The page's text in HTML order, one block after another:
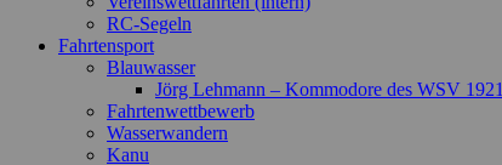
RC-Segeln
Fahrtensport
Blauwasser
Jörg Lehmann – Kommodore des WSV 1921
Fahrtenwettbewerb
Wasserwandern
Kanu